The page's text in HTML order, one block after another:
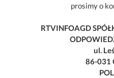
prosimy o
RTVINFOAGD
ul.
86-031